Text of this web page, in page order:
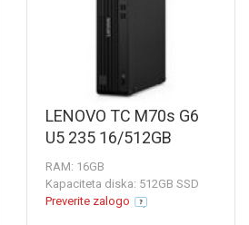
LENOVO TC M70s G6
U5 235 16/512GB
RAM: 16GB
Kapaciteta diska: 512GB SSD
Preverite zalogo